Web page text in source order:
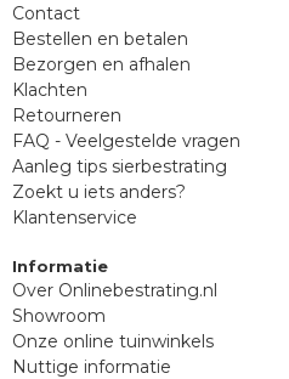
Contact
Bestellen en betalen
Bezorgen en afhalen
Klachten
Retourneren
FAQ - Veelgestelde vragen
Aanleg tips sierbestrating
Zoekt u iets anders?
Klantenservice
Informatie
Over Onlinebestrating.nl
Showroom
Onze online tuinwinkels
Nuttige informatie